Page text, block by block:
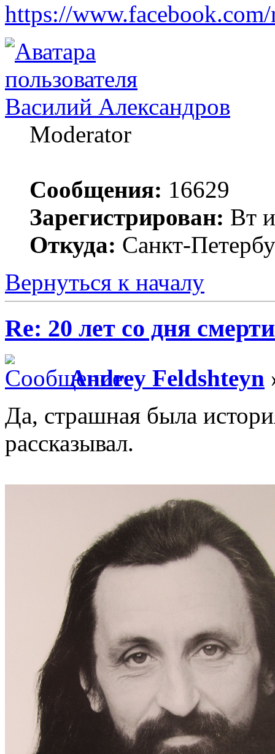
https://
Василий Александров
Moderator
Сообщения: 16629
Зарегистрирован: Вт
Откуда: Санкт-
Вернуться к началу
Re: 20 лет со дня
Andrey Feldshteyn
Да, страшная была
рассказывал.